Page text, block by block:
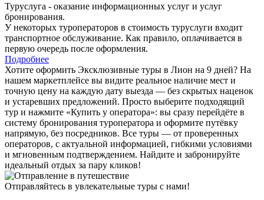
Туруслуга - оказание информационных услуг и услуг
бронирования.
У некоторых туроператоров в стоимость туруслуги входит
транспортное обслуживание. Как правило, оплачивается в
первую очередь после оформления.
Подробнее
Хотите оформить Эксклюзивные туры в Лион на 9 дней? На
нашем маркетплейсе вы видите реальное наличие мест и
точную цену на каждую дату выезда — без скрытых наценок
и устаревших предложений. Просто выберите подходящий
тур и нажмите «Купить у оператора»: вы сразу перейдёте в
систему бронирования туроператора и оформите путёвку
напрямую, без посредников. Все туры — от проверенных
операторов, с актуальной информацией, гибкими условиями
и мгновенным подтверждением. Найдите и забронируйте
идеальный отдых за пару кликов!
Отправляйтесь в увлекательные туры с нами!